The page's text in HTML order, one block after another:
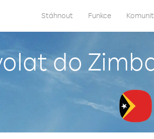
Stáhnout Funkce
do